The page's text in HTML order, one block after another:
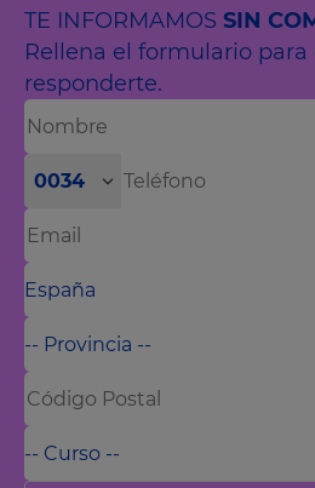
TE INFORMAMOS SIN
Rellena el formulario
responderte.
0034